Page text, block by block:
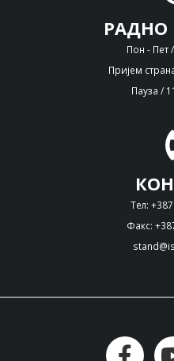
РАДНО
Пон - Пет
Пријем
Пауза /
Тел:
Факс: